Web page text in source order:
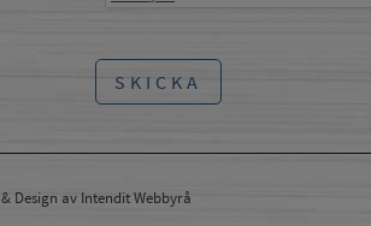
SKICKA
& Design av IntenditWebbyrå